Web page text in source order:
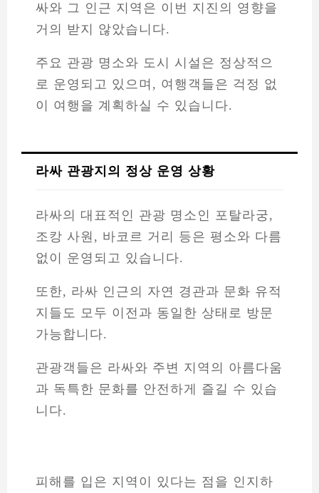
싸와 그 인근 지역은 이번 지진의 영향을
거의 받지 않았습니다.
주요 관광 명소와 도시 시설은 정상적으
로 운영되고 있으며, 여행객들은 걱정 없
이 여행을 계획하실 수 있습니다.
라싸 관광지의 정상 운영 상황
라싸의 대표적인 관광 명소인 포탈라궁,
조캉 사원, 바코르 거리 등은 평소와 다름
없이 운영되고 있습니다.
또한, 라싸 인근의 자연 경관과 문화 유적
지들도 모두 이전과 동일한 상태로 방문
가능합니다.
관광객들은 라싸와 주변 지역의 아름다움
과 독특한 문화를 안전하게 즐길 수 있습
니다.
피해를 입은 지역이 있다는 점을 인지하